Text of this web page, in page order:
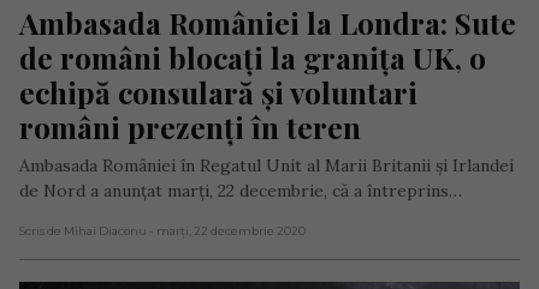
Ambasada României la Londra: Sute
de români blocați la granița UK, o
echipă consulară și voluntari
români prezenți în teren
Ambasada României în Regatul Unit al Marii Britanii și Irlandei
de Nord a anunțat marți, 22 decembrie, că a întreprins…
Scris de Mihai Diaconu - marți, 22 decembrie 2020